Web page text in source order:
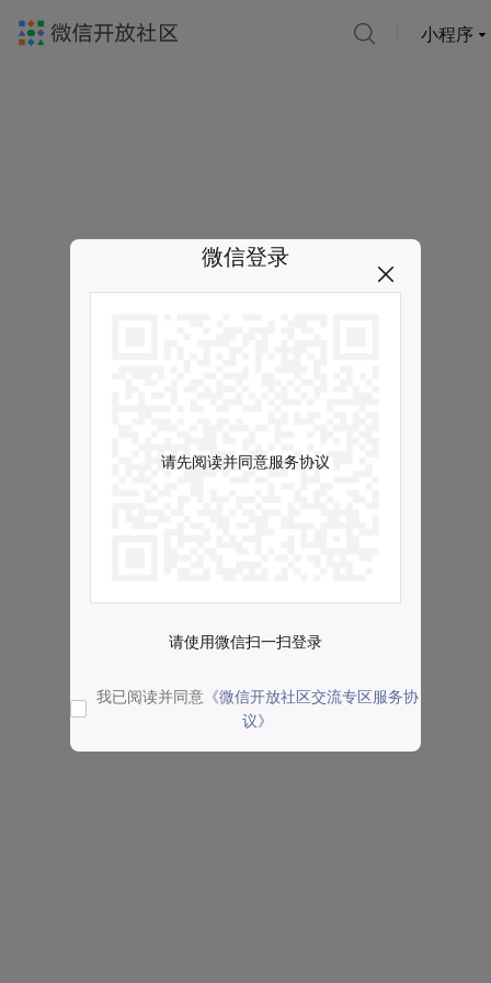
小程序
微信登录
请先阅读并同意服务协议
请使用微信扫一扫登录
我已阅读并同意 《微信开放社区交流专区服务协
议》